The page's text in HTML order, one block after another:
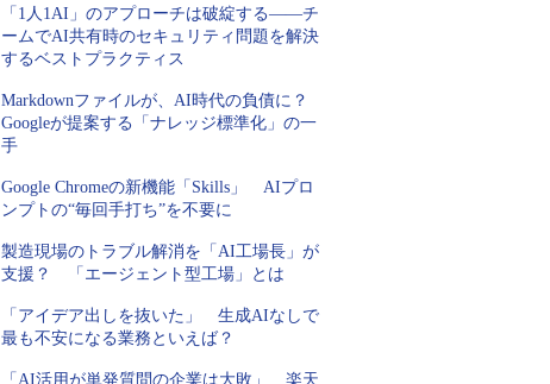
「1人1AI」のアプローチは破綻する――チ
ームでAI共有時のセキュリティ問題を解決
するベストプラクティス
Markdownファイルが、AI時代の負債に？
Googleが提案する「ナレッジ標準化」の一
手
Google Chromeの新機能「Skills」 AIプロ
ンプトの“毎回手打ち”を不要に
製造現場のトラブル解消を「AI工場長」が
支援？ 「エージェント型工場」とは
「アイデア出しを抜いた」 生成AIなしで
最も不安になる業務といえば？
「AI活用が単発質問の企業は大敗」 楽天